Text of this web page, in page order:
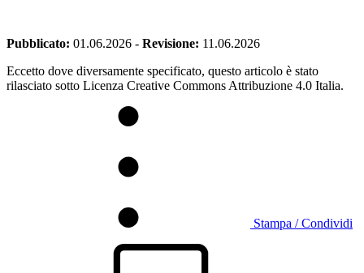
Pubblicato: 01.06.2026 - Revisione: 11.06.2026
Eccetto dove diversamente specificato, questo articolo è stato
rilasciato sotto Licenza Creative Commons Attribuzione 4.0 Italia.
Stampa / Condividi